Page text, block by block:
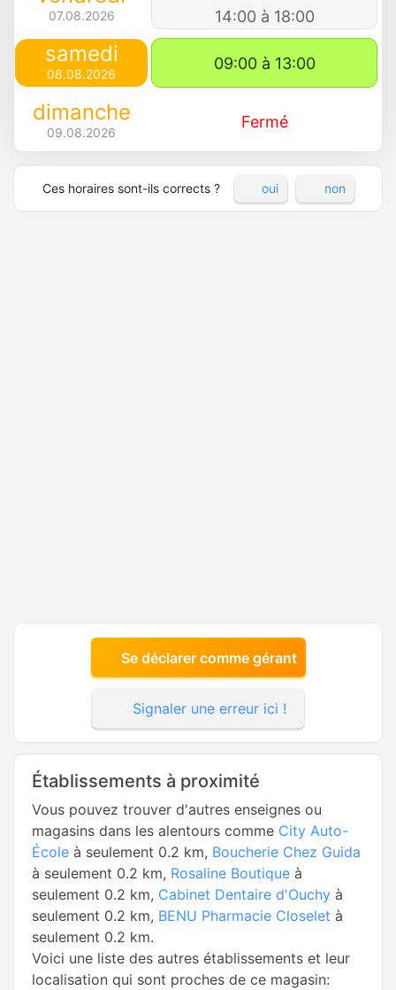
07.08.2026
14:00 à 18:00
samedi
08.08.2026
09:00 à 13:00
dimanche
09.08.2026
Fermé
Ces horaires sont-ils corrects ? oui non
Se déclarer comme gérant
Signaler une erreur ici !
Établissements à proximité
Vous pouvez trouver d'autres enseignes ou
magasins dans les alentours comme City Auto-
École à seulement 0.2 km, Boucherie Chez Guida
à seulement 0.2 km, Rosaline Boutique à
seulement 0.2 km, Cabinet Dentaire d'Ouchy à
seulement 0.2 km, BENU Pharmacie Closelet à
seulement 0.2 km.
Voici une liste des autres établissements et leur
localisation qui sont proches de ce magasin: